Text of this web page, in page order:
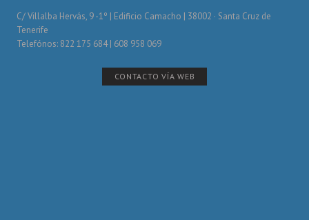
C/ Villalba Hervás, 9 -1º | Edificio Camacho | 38002 · Santa Cruz de
Tenerife
Telefónos: 822 175 684 | 608 958 069
CONTACTO VÍA WEB